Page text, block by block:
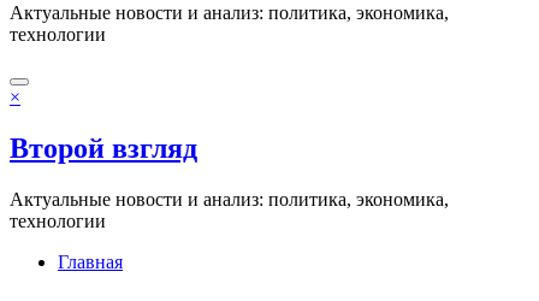
Актуальные новости и анализ: политика, экономика,
технологии
×
Второй взгляд
Актуальные новости и анализ: политика, экономика,
технологии
Главная